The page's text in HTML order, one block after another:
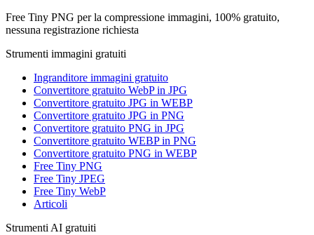
Free Tiny PNG per la compressione immagini, 100% gratuito,
nessuna registrazione richiesta
Strumenti immagini gratuiti
Ingranditore immagini gratuito
Convertitore gratuito WebP in JPG
Convertitore gratuito JPG in WEBP
Convertitore gratuito JPG in PNG
Convertitore gratuito PNG in JPG
Convertitore gratuito WEBP in PNG
Convertitore gratuito PNG in WEBP
Free Tiny PNG
Free Tiny JPEG
Free Tiny WebP
Articoli
Strumenti AI gratuiti